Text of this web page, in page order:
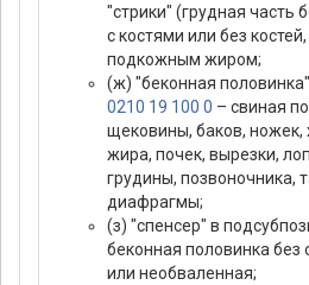
"стрики" (грудная часть
с костями или без
подкожным жиром;
(ж) "беконная
0210 19 100 0 – свиная
щековины, баков, ножек,
жира, почек, вырезки,
грудины, позвоночника,
диафрагмы;
(з) "спенсер" в
беконная половинка без
или необваленная;